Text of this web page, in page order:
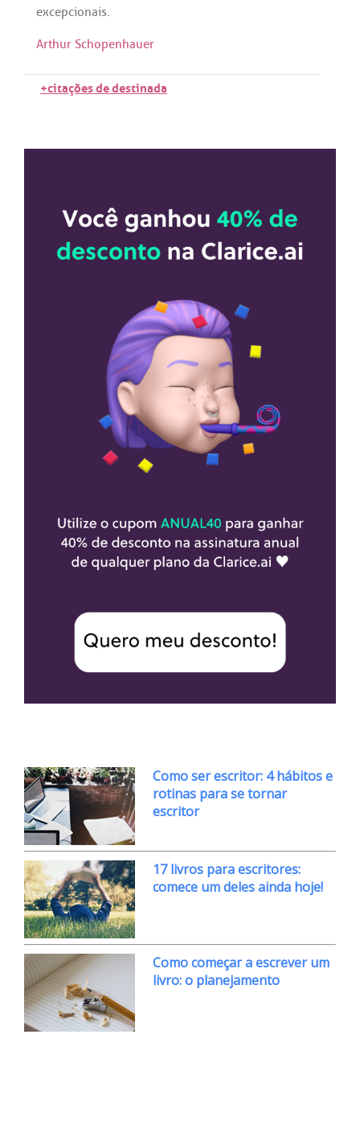
excepcionais.
Arthur Schopenhauer
+citações de destinada
Como ser escritor: 4 hábitos e
rotinas para se tornar
escritor
17 livros para escritores:
comece um deles ainda hoje!
Como começar a escrever um
livro: o planejamento